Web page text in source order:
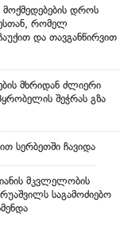
დროს
რომელ
და თავგანწირვით
მხრიდან ძლიერი
შეჭრას გზა
სერბეთში ჩავიდა
მკვლელობის
საგამოძიებო